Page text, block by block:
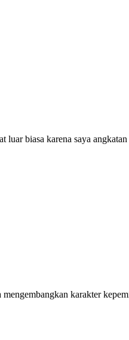
biasa karena saya
karakter